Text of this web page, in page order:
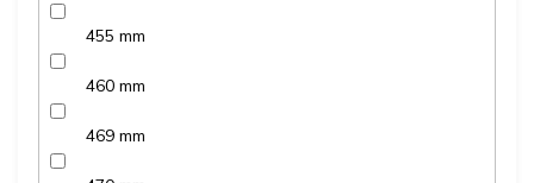
455 mm
460 mm
469 mm